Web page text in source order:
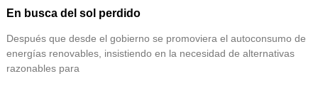
En busca del sol perdido
Después que desde el gobierno se promoviera el autoconsumo de
energías renovables, insistiendo en la necesidad de alternativas
razonables para